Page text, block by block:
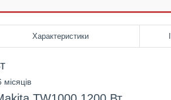
Характеристики